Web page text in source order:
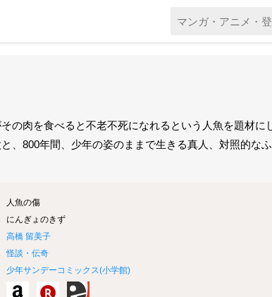
の肉を食べると不老不死になれるという人魚を題材
、800年間、少年の姿のままで生きる真人、対照的な
人魚の傷
にんぎょのきず
高橋 留美子
怪談・伝奇
少年サンデーコミックス(小学館)